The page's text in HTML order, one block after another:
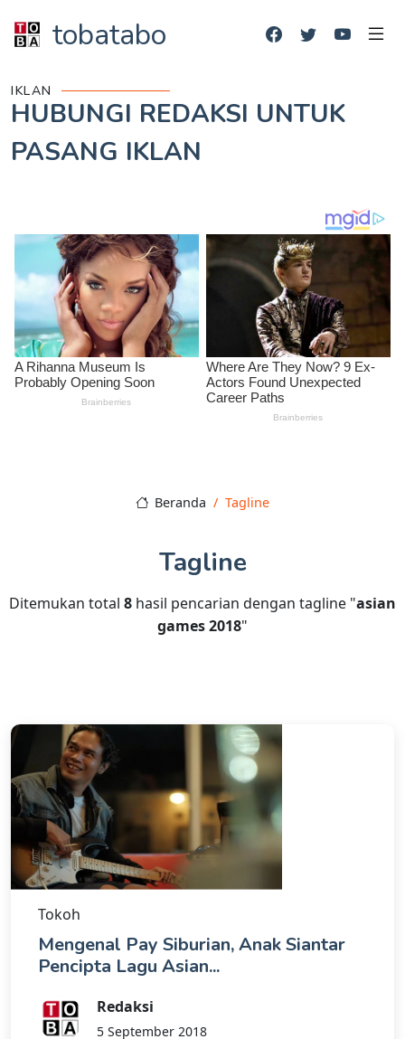
tobatabo
IKLAN
HUBUNGI REDAKSI UNTUK
PASANG IKLAN
Beranda Tagline
Tagline
Ditemukan total 8 hasil pencarian dengan tagline "asian
games 2018"
Tokoh
Mengenal Pay Siburian, Anak Siantar
Pencipta Lagu Asian...
Redaksi
5 September 2018